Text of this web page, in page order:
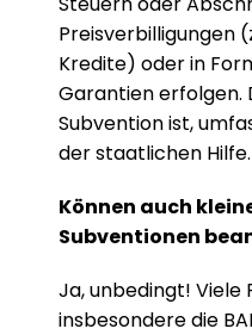
Preisverbilligungen
Kredite) oder in
Garantien erfolgen.
Subvention ist,
der staatlichen Hilfe.
Können auch
Subventionen
Ja, unbedingt!
insbesondere die